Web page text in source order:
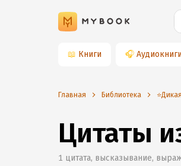
📖 Книги 🎧
Главная Библиотека
Цитаты
1 цитата, высказывание,